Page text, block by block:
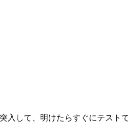
入して、明けたらすぐにテスト